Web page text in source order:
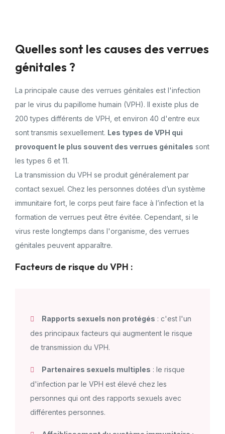
Quelles sont les causes des verrues
génitales ?
La principale cause des verrues génitales est l'infection
par le virus du papillome humain (VPH). Il existe plus de
200 types différents de VPH, et environ 40 d'entre eux
sont transmis sexuellement. Les types de VPH qui
provoquent le plus souvent des verrues génitales sont
les types 6 et 11.
La transmission du VPH se produit généralement par
contact sexuel. Chez les personnes dotées d’un système
immunitaire fort, le corps peut faire face à l’infection et la
formation de verrues peut être évitée. Cependant, si le
virus reste longtemps dans l'organisme, des verrues
génitales peuvent apparaître.
Facteurs de risque du VPH :
Rapports sexuels non protégés : c'est l'un
des principaux facteurs qui augmentent le risque
de transmission du VPH.
Partenaires sexuels multiples : le risque
d'infection par le VPH est élevé chez les
personnes qui ont des rapports sexuels avec
différentes personnes.